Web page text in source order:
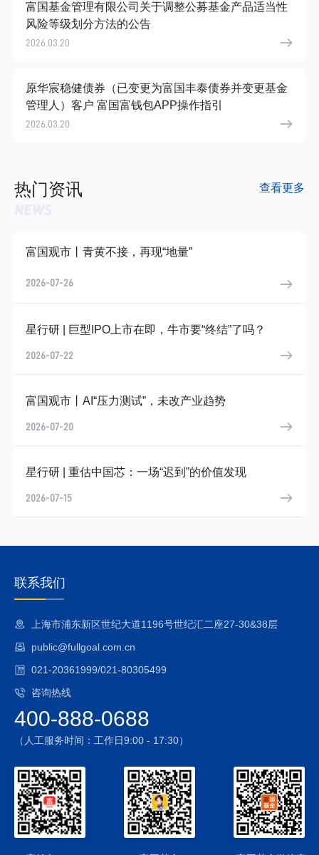
2026.03 20
富国基金管理有限公司关于调整公募基金产品适当性
风险等级划分方法的公告
2026.03 20
原华宸稳健债券（已变更为富国丰泰债券并变更基金
管理人）客户 富国富钱包APP操作指引
热门资讯 查看更多
2026-07-26
富国观市丨青黄不接，再现“地量”
2026-07-22
星行研 | 巨型IPO上市在即，牛市要“终结”了吗？
2026-07-20
富国观市丨AI“压力测试”，未改产业趋势
2026-07-15
星行研 | 重估中国芯：一场“迟到”的价值发现
联系我们
上海市浦东新区世纪大道1196号世纪汇二座27-30&38层
public@fullgoal.com.cn
021-20361999/021-80305499
咨询热线
400-888-0688
（人工服务时间：工作日9:00 - 17:30）